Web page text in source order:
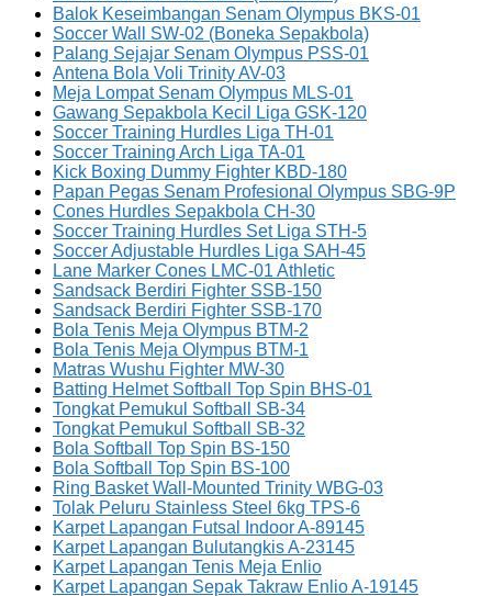
Balok Keseimbangan Senam Olympus BKS-01
Soccer Wall SW-02 (Boneka Sepakbola)
Palang Sejajar Senam Olympus PSS-01
Antena Bola Voli Trinity AV-03
Meja Lompat Senam Olympus MLS-01
Gawang Sepakbola Kecil Liga GSK-120
Soccer Training Hurdles Liga TH-01
Soccer Training Arch Liga TA-01
Kick Boxing Dummy Fighter KBD-180
Papan Pegas Senam Profesional Olympus SBG-9P
Cones Hurdles Sepakbola CH-30
Soccer Training Hurdles Set Liga STH-5
Soccer Adjustable Hurdles Liga SAH-45
Lane Marker Cones LMC-01 Athletic
Sandsack Berdiri Fighter SSB-150
Sandsack Berdiri Fighter SSB-170
Bola Tenis Meja Olympus BTM-2
Bola Tenis Meja Olympus BTM-1
Matras Wushu Fighter MW-30
Batting Helmet Softball Top Spin BHS-01
Tongkat Pemukul Softball SB-34
Tongkat Pemukul Softball SB-32
Bola Softball Top Spin BS-150
Bola Softball Top Spin BS-100
Ring Basket Wall-Mounted Trinity WBG-03
Tolak Peluru Stainless Steel 6kg TPS-6
Karpet Lapangan Futsal Indoor A-89145
Karpet Lapangan Bulutangkis A-23145
Karpet Lapangan Tenis Meja Enlio
Karpet Lapangan Sepak Takraw Enlio A-19145